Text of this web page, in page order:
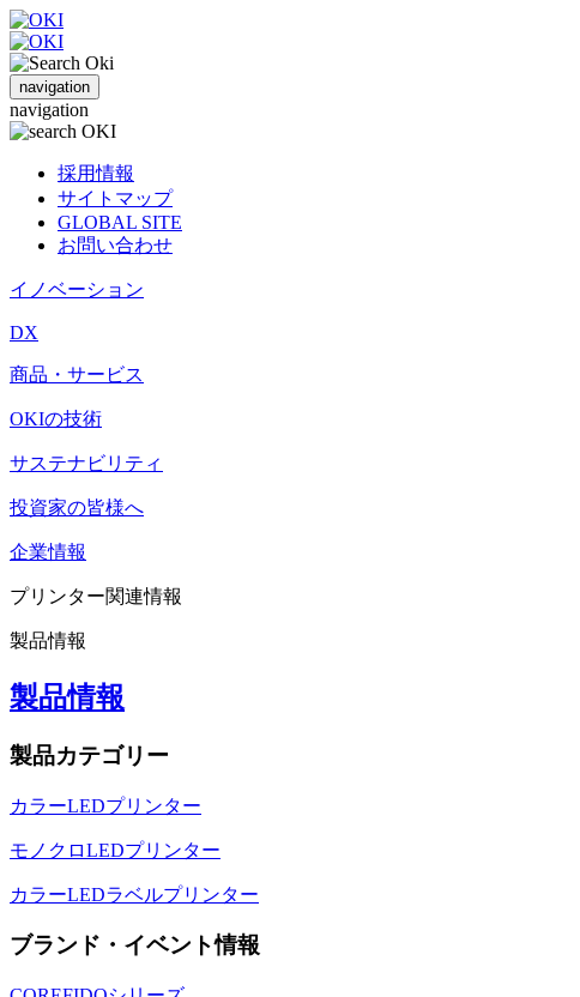
navigation
navigation
採用情報
サイトマップ
GLOBAL SITE
お問い合わせ
イノベーション
DX
商品・サービス
OKIの技術
サステナビリティ
投資家の皆様へ
企業情報
プリンター関連情報
製品情報
製品情報
製品カテゴリー
カラーLEDプリンター
モノクロLEDプリンター
カラーLEDラベルプリンター
ブランド・イベント情報